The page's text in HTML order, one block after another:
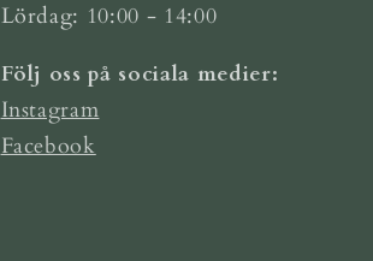
Lördag: 10:00 - 14:00
Följ oss på sociala medier:
Instagram
Facebook